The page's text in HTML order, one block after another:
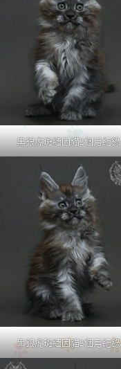
黑銀虎斑緬因貓2個月紀錄
黑銀虎斑緬因貓2個月紀錄